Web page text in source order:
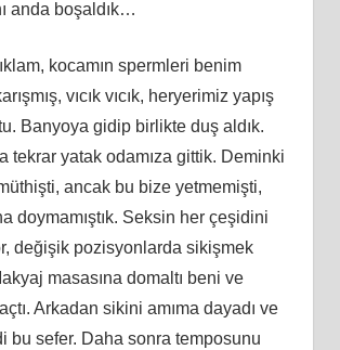
anda boşaldık…
kocamın spermleri benim
vıcık vıcık, heryerimiz yapış
Banyoya gidip birlikte duş aldık.
tekrar yatak odamıza gittik. Deminki
ancak bu bize yetmemişti,
doymamıştık. Seksin her çeşidini
değişik pozisyonlarda sikişmek
masasına domaltı beni ve
Arkadan sikini amıma dayadı ve
bu sefer. Daha sonra temposunu